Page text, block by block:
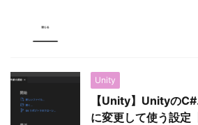
Unity
【Unity】Unityの
に変更して使う設定